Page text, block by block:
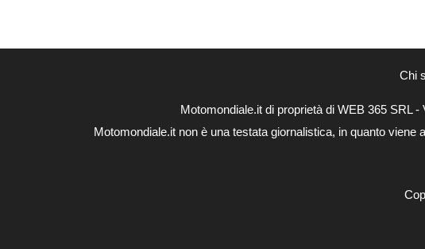
Chi
Motomondiale.it di proprietà di WEB 365 SRL
Motomondiale.it non è una testata giornalistica, in quanto